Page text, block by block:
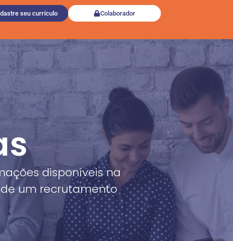
seu currículo Colaborador
disponíveis na
um recrutamento